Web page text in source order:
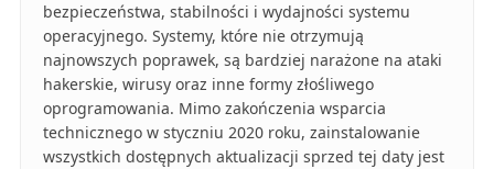
bezpieczeństwa, stabilności i wydajności systemu
operacyjnego. Systemy, które nie otrzymują
najnowszych poprawek, są bardziej narażone na ataki
hakerskie, wirusy oraz inne formy złośliwego
oprogramowania. Mimo zakończenia wsparcia
technicznego w styczniu 2020 roku, zainstalowanie
wszystkich dostępnych aktualizacji sprzed tej daty jest